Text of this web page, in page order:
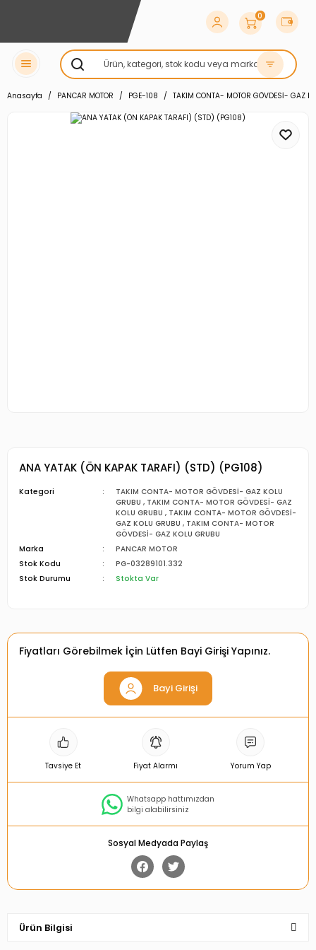
0
Anasayfa PANCAR MOTOR PGE-108 TAKIM CONTA- MOTOR GÖVDESİ- GAZ
ANA YATAK (ÖN KAPAK TARAFI) (STD) (PG108)
Kategori
TAKIM CONTA- MOTOR GÖVDESİ- GAZ KOLU
GRUBU , TAKIM CONTA- MOTOR GÖVDESİ- GAZ
KOLU GRUBU , TAKIM CONTA- MOTOR GÖVDESİ-
GAZ KOLU GRUBU , TAKIM CONTA- MOTOR
GÖVDESİ- GAZ KOLU GRUBU
Marka
PANCAR MOTOR
Stok Kodu
PG-03289101.332
Stok Durumu
Stokta Var
Fiyatları Görebilmek İçin Lütfen Bayi Girişi Yapınız.
Bayi Girişi
Tavsiye Et Fiyat Alarmı Yorum Yap
Whatsapp hattımızdan
bilgi alabilirsiniz
Sosyal Medyada Paylaş
Ürün Bilgisi